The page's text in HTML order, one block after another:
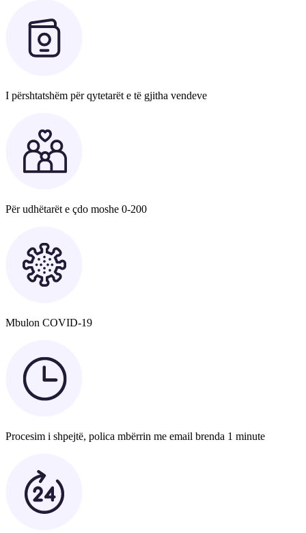
I përshtatshëm për qytetarët e të gjitha vendeve
Për udhëtarët e çdo moshe 0-200
Mbulon COVID-19
Procesim i shpejtë, polica mbërrin me email brenda 1 minute